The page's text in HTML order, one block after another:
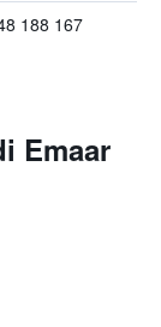
188 167
Emaar